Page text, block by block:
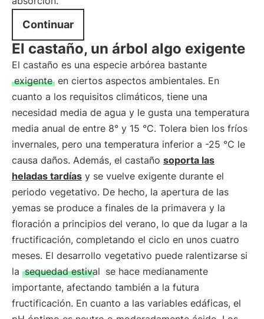
Continuar
El castaño, un árbol algo exigente
El castaño es una especie arbórea bastante
exigente en ciertos aspectos ambientales. En
cuanto a los requisitos climáticos, tiene una
necesidad media de agua y le gusta una temperatura
media anual de entre 8° y 15 °C. Tolera bien los fríos
invernales, pero una temperatura inferior a -25 °C le
causa daños. Además, el castaño soporta las
heladas tardías y se vuelve exigente durante el
periodo vegetativo. De hecho, la apertura de las
yemas se produce a finales de la primavera y la
floración a principios del verano, lo que da lugar a la
fructificación, completando el ciclo en unos cuatro
meses. El desarrollo vegetativo puede ralentizarse si
la sequedad estival se hace medianamente
importante, afectando también a la futura
fructificación. En cuanto a las variables edáficas, el